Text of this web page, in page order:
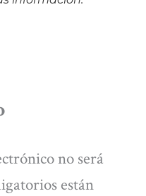
no será
están